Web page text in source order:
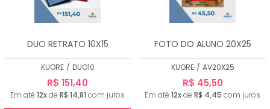
DUO RETRATO 10X15
KUORE / DUO10
R$ 151,40
Em até 12xde R$ 14,81 com juros
FOTO DO ALUNO 20X25
KUORE / AV20X25
R$ 45,50
Em até 12xde R$ 4,45 com juros